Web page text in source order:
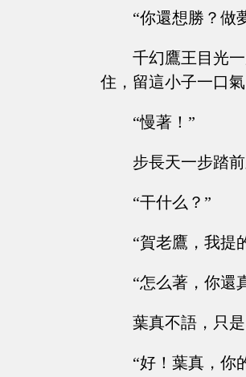
“你還想勝？做
千幻鷹王目光
住，留這小子一口
“慢著！”
步長天一步踏
“干什么？”
“賀老鷹，我提
“怎么著，你還
葉真不語，只
“好！葉真，你